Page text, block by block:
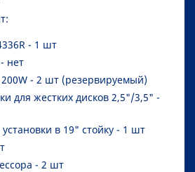
- 1 шт
нет
- 2 шт (резервируемый)
для жестких дисков 2,5"/3,5" -
в 19" стойку - 1 шт
- 2 шт